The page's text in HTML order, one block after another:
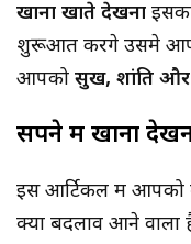
खाना खाते देखना
शुरूआत करेंगे उसमे
आपको सुख, शांति और
सपने में खाना
इस आर्टिकल में आपको
क्या बदलाव आने वाला